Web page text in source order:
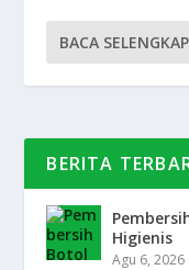
BACA
BERITA
Higienis
Agu 6, 2026